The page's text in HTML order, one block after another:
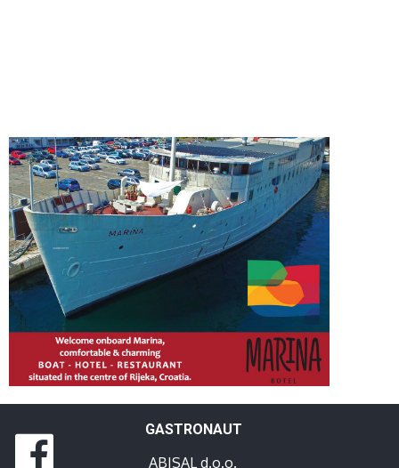
GASTRONAUT
ABISAL d.o.o.